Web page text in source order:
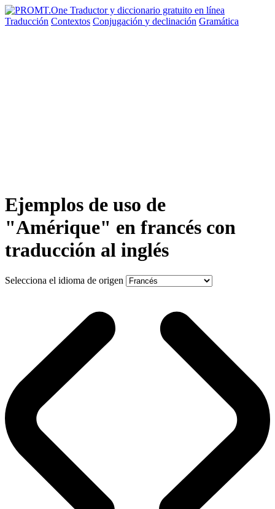
Traducción Contextos Conjugación y declinación Gramática
Ejemplos de uso de
"Amérique" en francés con
traducción al inglés
Selecciona el idioma de origen